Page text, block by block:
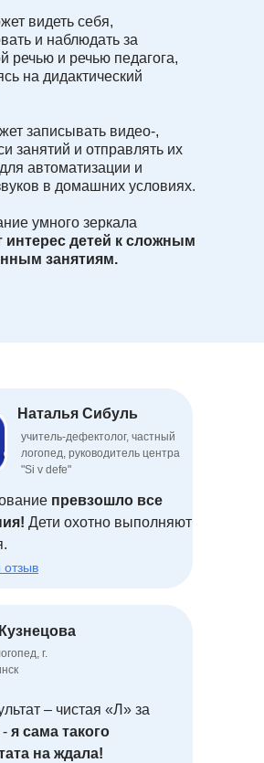
превзошло все
Дети охотно выполняют
– чистая «Л» за
- я сама такого
на ждала!
Наталья Сибуль
учитель-дефектолог, частный
логопед, руководитель центра
"Si v defe"
г.
видеть себя,
и наблюдать за
речью и речью педагога,
на дидактический
записывать видео-,
занятий и отправлять их
автоматизации и
в домашних условиях.
умного зеркала
интерес детей к сложным
занятиям.